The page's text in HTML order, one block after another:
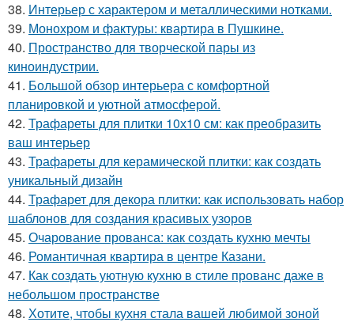
38. Интерьер с характером и металлическими нотками.
39. Монохром и фактуры: квартира в Пушкине.
40. Пространство для творческой пары из
киноиндустрии.
41. Большой обзор интерьера с комфортной
планировкой и уютной атмосферой.
42. Трафареты для плитки 10х10 см: как преобразить
ваш интерьер
43. Трафареты для керамической плитки: как создать
уникальный дизайн
44. Трафарет для декора плитки: как использовать набор
шаблонов для создания красивых узоров
45. Очарование прованса: как создать кухню мечты
46. Романтичная квартира в центре Казани.
47. Как создать уютную кухню в стиле прованс даже в
небольшом пространстве
48. Хотите, чтобы кухня стала вашей любимой зоной